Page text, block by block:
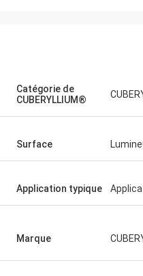
Catégorie de
CUBERYLLIUM®
Surface
Application typique
Marque